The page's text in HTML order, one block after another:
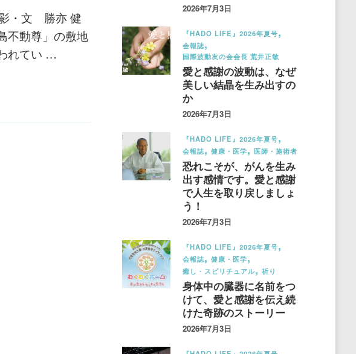
影・文 勝亦 健
不動尊」の敷地
れてい …
2026年7月3日
『HADO LIFE』2026年夏号
会報誌
国際波動友の会会長 荒井正敏
愛と感謝の波動は、なぜ
美しい結晶を生み出すの
か
2026年7月3日
『HADO LIFE』2026年夏号
会報誌
健康・医学 医師・施術者
恐れこそが、がんを生み
出す感情です。愛と感謝
で人生を取り戻しましょ
う！
2026年7月3日
『HADO LIFE』2026年夏号
会報誌
健康・医学
癒し・スピリチュアル
祈り
身体中の臓器に名前をつ
けて、愛と感謝を伝え続
けた奇跡のストーリー
2026年7月3日